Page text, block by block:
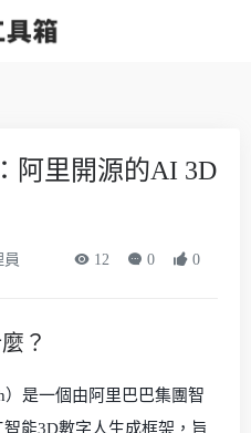
阿里開源的AI 3D
12 0 0
？
）是一個由阿里巴巴集團智
能3D數字人生成框架，旨